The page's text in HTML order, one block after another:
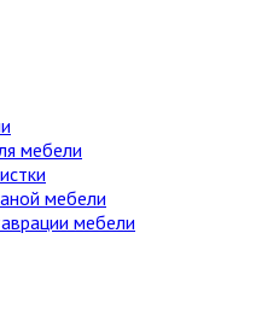
мебели
мебели
мебели